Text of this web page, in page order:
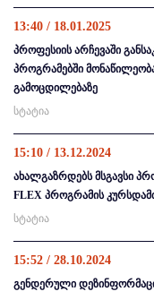
13:40 / 18.01.2025
პროფესიის არჩევაში
პროგრამებში
გამოცდილებაზე
სტატია
15:10 / 13.12.2024
ახალგაზრდებს მსგავსი
FLEX პროგრამის
სტატია
15:52 / 28.10.2024
გენდერული